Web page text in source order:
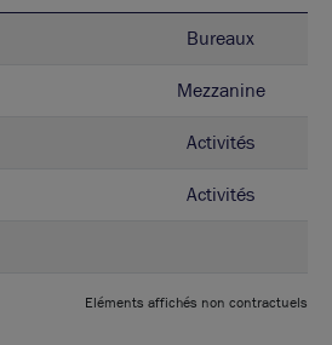
Bureaux
Mezzanine
Activités
Activités
Eléments affichés non contractuels